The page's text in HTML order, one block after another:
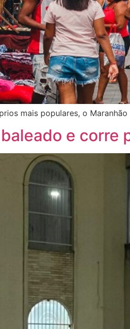
mais populares, o
e corre